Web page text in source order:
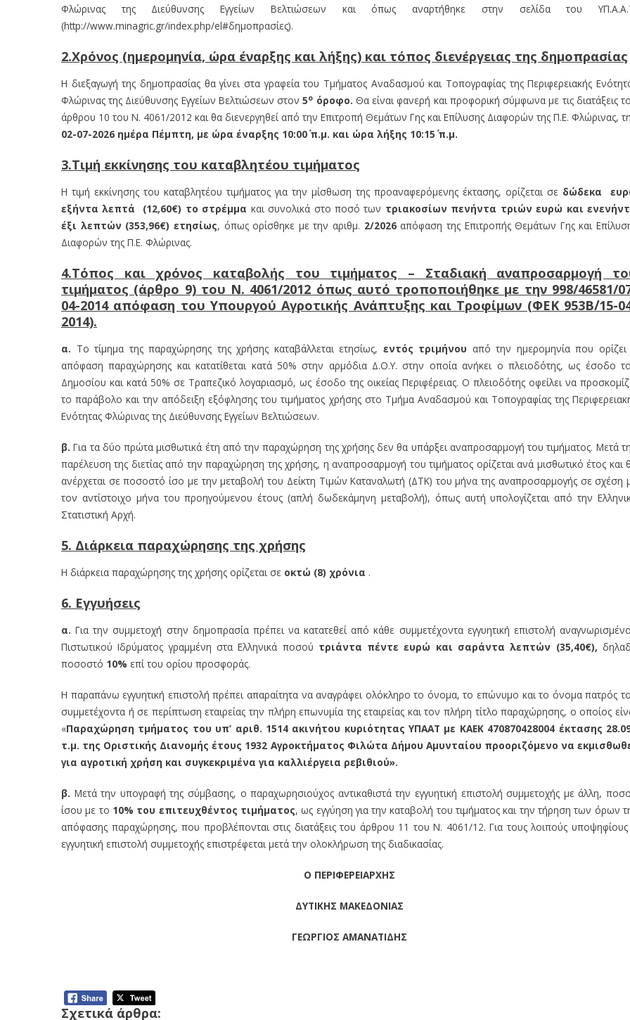
Φλώρινας της Διεύθυνσης Εγγείων Βελτιώσεων και όπως αναρτήθηκε στην σελίδα του
(http://www.minagric.gr/index.php/el#δημοπρασίες).
2.Χρόνος (ημερομηνία, ώρα έναρξης και λήξης) και τόπος διενέργειας της δημοπρασίας
Η διεξαγωγή της δημοπρασίας θα γίνει στα γραφεία του Τμήματος Αναδασμού και Τοπογραφίας της Περιφερειακής
Φλώρινας της Διεύθυνσης Εγγείων Βελτιώσεων στον5ο όροφο. Θα είναι φανερή και προφορική σύμφωνα με τις διατάξεις
άρθρου 10 του Ν. 4061/2012 και θα διενεργηθεί από την Επιτροπή Θεμάτων Γης και Επίλυσης Διαφορών της Π.Ε. Φλώρινας,
02-07-2026 ημέρα Πέμπτη, με ώρα έναρξης 10:00΄ π.μ. και ώρα λήξης 10:15΄ π.μ.
3.Τιμή εκκίνησης του καταβλητέου τιμήματος
Η τιμή εκκίνησης του καταβλητέου τιμήματος για την μίσθωση της προαναφερόμενης έκτασης, ορίζεται σε δώδεκα
εξήντα λεπτά (12,60€) το στρέμμα και συνολικά στο ποσό των τριακοσίων πενήντα τριών ευρώ και
έξι λεπτών (353,96€) ετησίως, όπως ορίσθηκε με την αριθμ. 2/2026απόφαση της Επιτροπής Θεμάτων Γης και
Διαφορών της Π.Ε. Φλώρινας.
4.Τόπος και χρόνος καταβολής του τιμήματος – Σταδιακή αναπροσαρμογή
τιμήματος (άρθρο 9) του Ν. 4061/2012 όπως αυτό τροποποιήθηκε με την 998/46581/
04-2014 απόφαση του Υπουργού Αγροτικής Ανάπτυξης και Τροφίμων (ΦΕΚ 953Β΄/15-
2014).
α. Το τίμημα της παραχώρησης της χρήσης καταβάλλεται ετησίως, εντός τριμήνου από την ημερομηνία που ορίζει
απόφαση παραχώρησης και κατατίθεται κατά 50% στην αρμόδια Δ.Ο.Υ. στην οποία ανήκει ο πλειοδότης, ως έσοδο
Δημοσίου και κατά 50% σε Τραπεζικό λογαριασμό, ως έσοδο της οικείας Περιφέρειας. Ο πλειοδότης οφείλει να
το παράβολο και την απόδειξη εξόφλησης του τιμήματος χρήσης στο Τμήμα Αναδασμού και Τοπογραφίας της
Ενότητας Φλώρινας της Διεύθυνσης Εγγείων Βελτιώσεων.
β. Για τα δύο πρώτα μισθωτικά έτη από την παραχώρηση της χρήσης δεν θα υπάρξει αναπροσαρμογή του τιμήματος. Μετά
παρέλευση της διετίας από την παραχώρηση της χρήσης, η αναπροσαρμογή του τιμήματος ορίζεται ανά μισθωτικό έτος και
ανέρχεται σε ποσοστό ίσο με την μεταβολή του Δείκτη Τιμών Καταναλωτή (ΔΤΚ) του μήνα της αναπροσαρμογής σε σχέση
τον αντίστοιχο μήνα του προηγούμενου έτους (απλή δωδεκάμηνη μεταβολή), όπως αυτή υπολογίζεται από την
Στατιστική Αρχή.
5. Διάρκεια παραχώρησης της χρήσης
Η διάρκεια παραχώρησης της χρήσης ορίζεται σε οκτώ (8) χρόνια .
6. Εγγυήσεις
α. Για την συμμετοχή στην δημοπρασία πρέπει να κατατεθεί από κάθε συμμετέχοντα εγγυητική επιστολή
Πιστωτικού Ιδρύματος γραμμένη στα Ελληνικά ποσού τριάντα πέντε ευρώ και σαράντα λεπτών (35,40€),
ποσοστό 10% επί του ορίου προσφοράς.
Η παραπάνω εγγυητική επιστολή πρέπει απαραίτητα να αναγράφει ολόκληρο το όνομα, το επώνυμο και το όνομα πατρός
συμμετέχοντα ή σε περίπτωση εταιρείας την πλήρη επωνυμία της εταιρείας και τον πλήρη τίτλο παραχώρησης, ο οποίος
«Παραχώρηση τμήματος του υπ’ αριθ. 1514 ακινήτου κυριότητας ΥΠΑΑΤ με ΚΑΕΚ 470870428004 έκτασης
τ.μ. της Οριστικής Διανομής έτους 1932 Αγροκτήματος Φιλώτα Δήμου Αμυνταίου προοριζόμενο να
για αγροτική χρήση και συγκεκριμένα για καλλιέργεια ρεβιθιού».
β. Μετά την υπογραφή της σύμβασης, ο παραχωρησιούχος αντικαθιστά την εγγυητική επιστολή συμμετοχής με άλλη,
ίσου με το 10% του επιτευχθέντος τιμήματος, ως εγγύηση για την καταβολή του τιμήματος και την τήρηση των όρων
απόφασης παραχώρησης, που προβλέπονται στις διατάξεις του άρθρου 11 του Ν. 4061/12. Για τους λοιπούς
εγγυητική επιστολή συμμετοχής επιστρέφεται μετά την ολοκλήρωση της διαδικασίας.
Ο ΠΕΡΙΦΕΡΕΙΑΡΧΗΣ
ΔΥΤΙΚΗΣ ΜΑΚΕΔΟΝΙΑΣ
ΓΕΩΡΓΙΟΣ ΑΜΑΝΑΤΙΔΗΣ
Σχετικά άρθρα: